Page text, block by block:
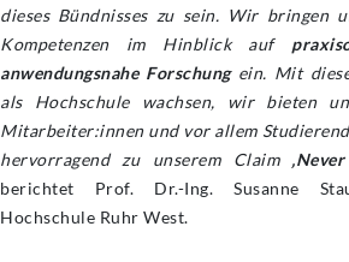
dieses Bündnisses zu sein. Wir bringen
Kompetenzen im Hinblick auf
anwendungsnahe Forschungein. Mit
als Hochschule wachsen, wir bieten
Mitarbeiter:innen und vor allem
hervorragend zu unserem Claim
berichtet Prof. Dr.-Ing. Susanne
Hochschule Ruhr West.